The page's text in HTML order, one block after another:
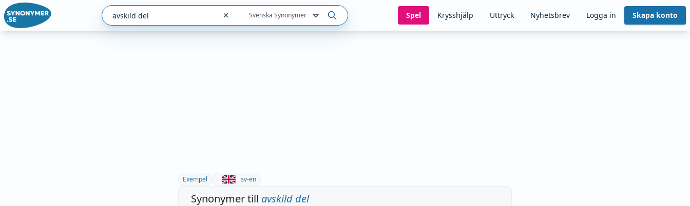
Svenska Synonymer Spel Krysshjälp Uttryck Nyhetsbrev Logga in Skapa konto
Exempel sv-en
Synonymer till avskild del